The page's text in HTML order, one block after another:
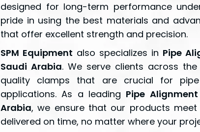
designed for long-term performance
pride in using the best materials and
that offer excellent strength and precision.
SPM Equipment also specializes in Pipe
Saudi Arabia. We serve clients across
quality clamps that are crucial for
applications. As a leading Pipe
Arabia, we ensure that our products
delivered on time, no matter where your